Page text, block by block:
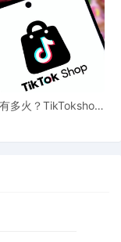
多火？TikTokshop